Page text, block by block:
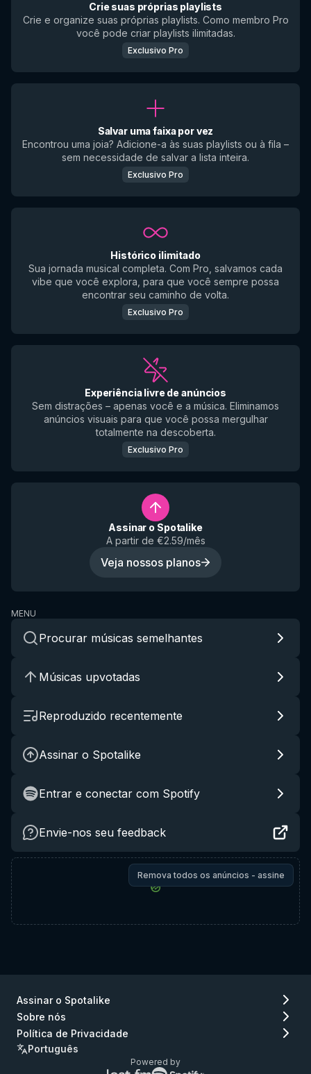
Crie suas próprias playlists
Crie e organize suas próprias playlists. Como membro Pro
você pode criar playlists ilimitadas.
Exclusivo Pro
Salvar uma faixa por vez
Encontrou uma joia? Adicione-a às suas playlists ou à fila –
sem necessidade de salvar a lista inteira.
Exclusivo Pro
Histórico ilimitado
Sua jornada musical completa. Com Pro, salvamos cada
vibe que você explora, para que você sempre possa
encontrar seu caminho de volta.
Exclusivo Pro
Experiência livre de anúncios
Sem distrações – apenas você e a música. Eliminamos
anúncios visuais para que você possa mergulhar
totalmente na descoberta.
Exclusivo Pro
Assinar o Spotalike
A partir de €2.59/mês
Veja nossos planos
MENU
Procurar músicas semelhantes
Músicas upvotadas
Reproduzido recentemente
Assinar o Spotalike
Entrar e conectar com Spotify
Envie-nos seu feedback
Remova todos os anúncios - assine
Assinar o Spotalike
Sobre nós
Política de Privacidade
Português
Powered by